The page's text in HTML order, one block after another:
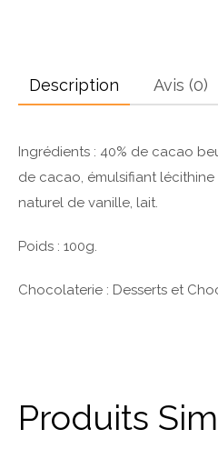
Description Avis (0)
Ingrédients : 40% de cacao
de cacao, émulsifiant
naturel de vanille, lait.
Poids : 100g.
Chocolaterie : Desserts et
Produits